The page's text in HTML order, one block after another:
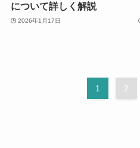
について詳しく解説
2026年1月17日
1 2